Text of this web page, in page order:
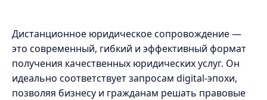
Дистанционное юридическое сопровождение —
это современный, гибкий и эффективный формат
получения качественных юридических услуг. Он
идеально соответствует запросам digital-эпохи,
позволяя бизнесу и гражданам решать правовые